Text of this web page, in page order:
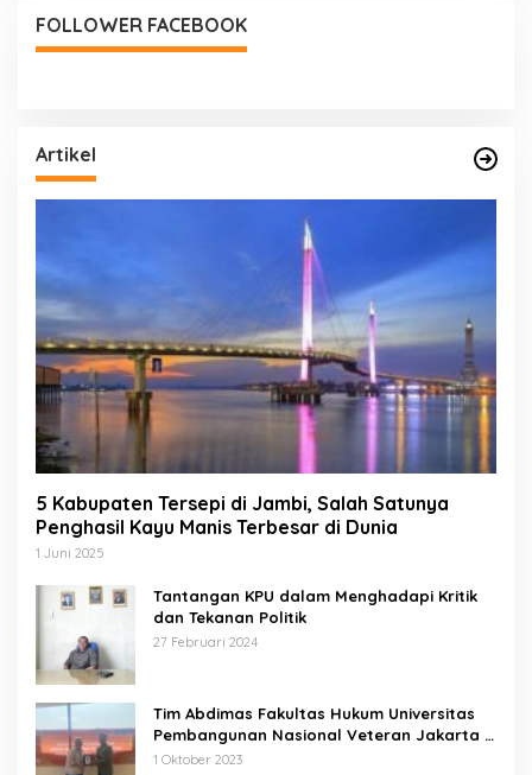
FOLLOWER FACEBOOK
Artikel
5 Kabupaten Tersepi di Jambi, Salah Satunya
Penghasil Kayu Manis Terbesar di Dunia
1 Juni 2025
Tantangan KPU dalam Menghadapi Kritik
dan Tekanan Politik
27 Februari 2024
Tim Abdimas Fakultas Hukum Universitas
Pembangunan Nasional Veteran Jakarta
Melakukan Pendampingan dan
1 Oktober 2023